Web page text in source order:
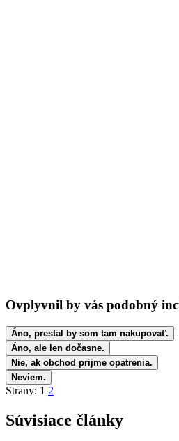
Ovplyvnil by vás podobný
Áno, prestal by som tam nakupovať.
Áno, ale len dočasne.
Nie, ak obchod prijme opatrenia.
Neviem.
Strany: 1 2
Súvisiace články